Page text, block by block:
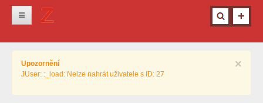
Krimi ×
Upozornění
JUser: :_load: Nelze nahrát uživatele s ID: 27